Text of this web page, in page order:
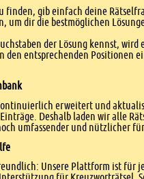
finden, gib einfach deine
um dir die bestmöglichen
der Lösung kennst,
den entsprechenden
erweitert und
Deshalb laden wir alle
umfassender und nützlicher
Unsere Plattform ist für